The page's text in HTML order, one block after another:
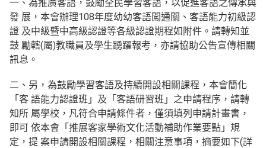
一、為推廣客語，鼓勵全民學習客語，以促進客語之傳承與
發 展，本會辦理108年度幼幼客語闖通關、客語能力初級認
證 及中級暨中高級認證等各級認證期程如附件。請轉知並
鼓 勵轄(屬)教職員及學生踴躍報考，亦請協助公告宣傳相關
訊息。
二、另，為鼓勵學習客語及持續開設相關課程，本會簡化
「客 語能力認證班」及「客語研習班」之申請程序，請轉
知所 屬學校，凡符合申請條件者，僅須填列申請計畫書，
即可 依本會「推展客家學術文化活動補助作業要點」規
定，提 案申請開設相關課程，相關注意事項，摘要如下(詳